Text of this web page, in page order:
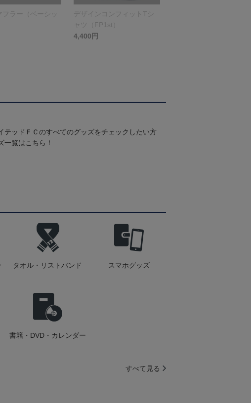
フラー（ベーシッ
デザインコンフィットTシ
ャツ（FP1st）
4,400円
テッドＦＣのすべてのグッズをチェックしたい方
一覧はこちら！
タオル・リストバンド スマホグッズ
書籍・DVD・カレンダー
すべて見る